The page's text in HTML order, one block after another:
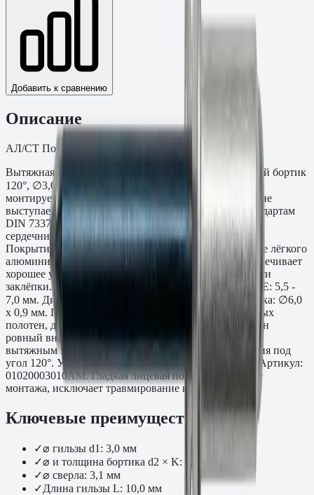
Добавить к сравнению
Описание
АЛ/СТ Потайной бортик 120°. Упаковка: 1000.
Вытяжная заклёпка Алюминий/сталь (Al/St), потайной бортик
120°, ∅3,0×10,0 мм. Потайная головка с углом 120°
монтируется заподлицо с поверхностью — заклёпка не
выступает над плоскостью листа. Соответствует стандартам
DIN 7337. Корпус — алюминиевый сплав Al Mg 2,5;
сердечник — низкоуглеродистая оцинкованная сталь.
Покрытие сердечника — цинк по DIN 267. Сочетание лёгкого
алюминиевого корпуса и стального сердечника обеспечивает
хорошее усилие вытяжки при минимальной стоимости
заклёпки. Толщина скрепляемого пакета материалов E: 5,5 -
7,0 мм. Диаметр сверления: 3,1 мм. Параметры бортика: ∅6,0
x 0,9 мм. Применяется в производстве мебели, дверных
полотен, декоративных панелей и корпусов, где важен
ровный внешний вид лицевой поверхности. Монтаж
вытяжным заклёпочником после зенкования отверстия под
угол 120°. Упаковка: 1000 шт. Производитель: Fasty. Артикул:
01020003010AM. Гладкая лицевая поверхность после
монтажа, исключает травмирование и зацепление.
Ключевые преимущества
✓⌀ гильзы d1: 3,0 мм
✓⌀ и толщина бортика d2 × K: 6,0 x 0,9 мм
✓⌀ сверла: 3,1 мм
✓Длина гильзы L: 10,0 мм